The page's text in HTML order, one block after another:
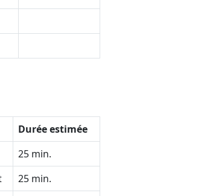
Durée estimée
25 min.
25 min.